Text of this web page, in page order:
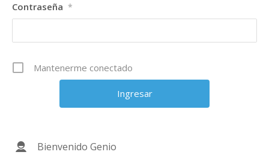
Contraseña *
Mantenerme conectado
Bienvenido Genio